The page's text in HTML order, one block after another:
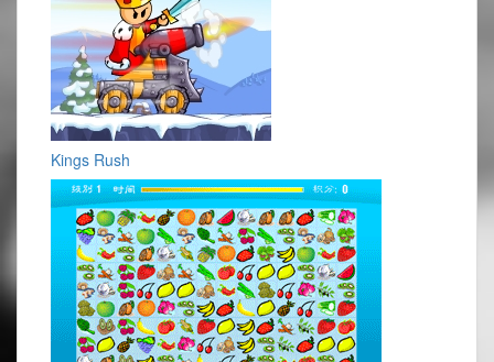
Kings Rush